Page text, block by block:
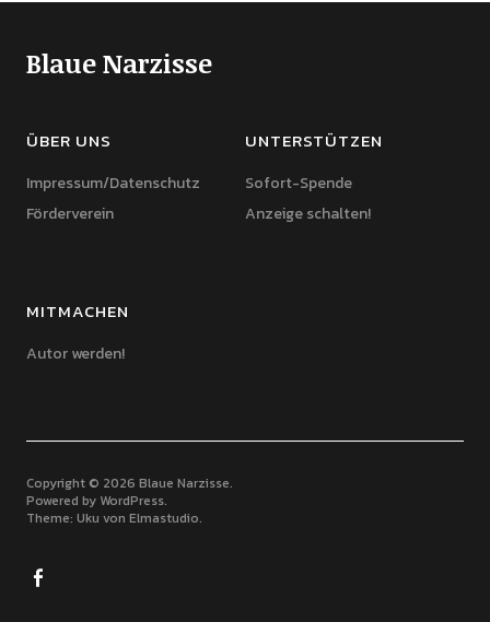
Blaue Narzisse
ÜBER UNS
Impressum/Datenschutz
Förderverein
UNTERSTÜTZEN
Sofort-Spende
Anzeige schalten!
MITMACHEN
Autor werden!
Copyright © 2026 Blaue Narzisse
Powered by WordPress
Theme: Uku von Elmastudio